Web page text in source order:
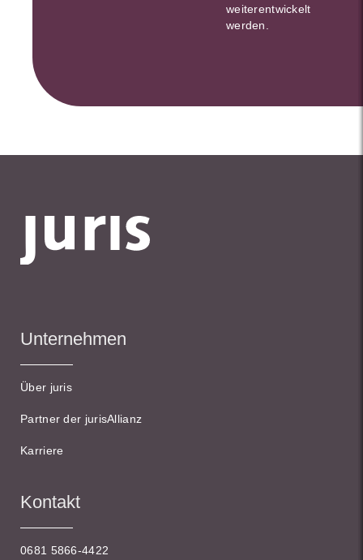
weiterentwickelt
werden.
Unternehmen
Über juris
Partner der jurisAllianz
Karriere
Kontakt
0681 5866-4422